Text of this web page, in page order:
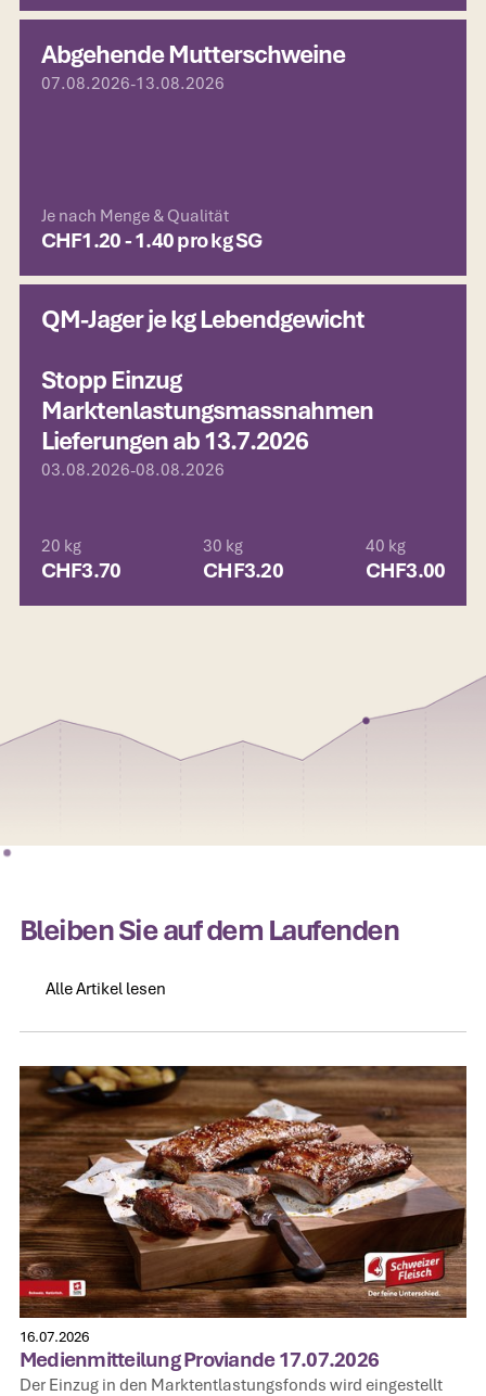
Abgehende Mutterschweine
07.08.2026-13.08.2026
Je nach Menge & Qualität
CHF1.20 - 1.40 pro kg SG
QM-Jager je kg Lebendgewicht
Stopp Einzug
Marktenlastungsmassnahmen
Lieferungen ab 13.7.2026
03.08.2026-08.08.2026
20 kg
CHF3.70
30 kg
CHF3.20
40 kg
CHF3.00
Bleiben Sie auf dem Laufenden
Alle Artikel lesen
16.07.2026
Medienmitteilung Proviande 17.07.2026
Der Einzug in den Marktentlastungsfonds wird eingestellt